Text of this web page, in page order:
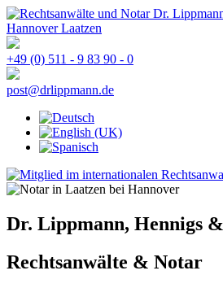
+49 (0) 511 - 9 83 90 - 0
post@drlippmann.de
Dr. Lippmann, Hennigs
Rechtsanwälte & Notar